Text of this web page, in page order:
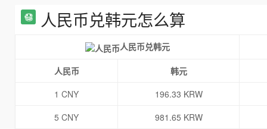
人民币兑韩元怎么算
人民币兑韩元
人民币
韩元
1 CNY
196.33 KRW
5 CNY
981.65 KRW